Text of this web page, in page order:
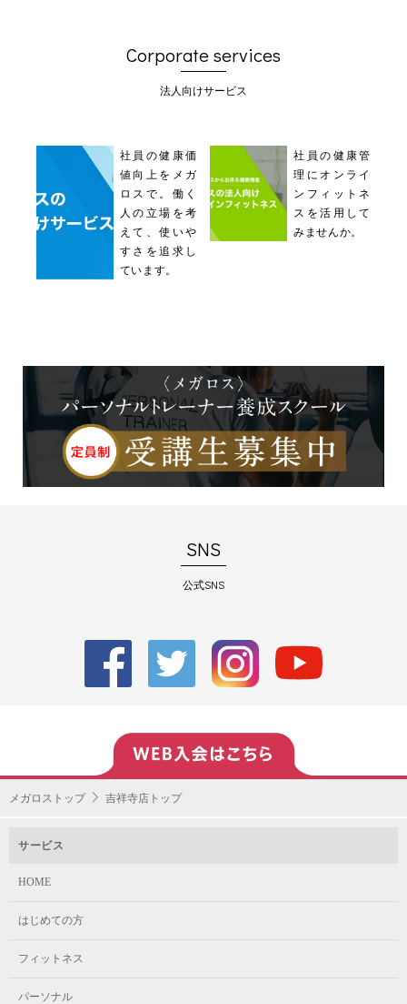
Corporate services
法人向けサービス
社員の健康価
値向上をメガ
ロスで。働く
人の立場を考
えて、使いや
すさを追求し
ています。
社員の健康管
理にオンライ
ンフィットネ
スを活用して
みませんか。
SNS
公式SNS
メガロストップ 吉祥寺店トップ
サービス
HOME
はじめての方
フィットネス
パーソナル